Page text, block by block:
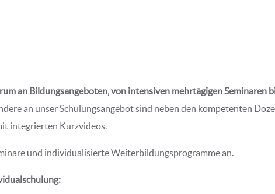
an Bildungsangeboten, von intensiven mehrtägigen
an unser Schulungsangebot sind neben den kompetenten
integrierten Kurzvideos.
und individualisierte Weiterbildungsprogramme an.